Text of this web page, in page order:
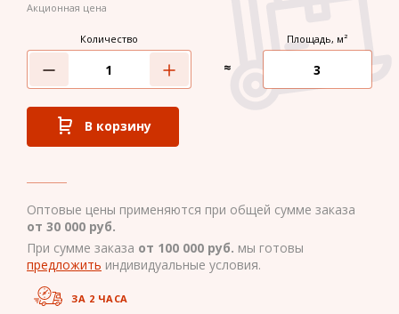
Акционная цена
Количество
≈
Площадь, м²
В корзину
Оптовые цены применяются при общей сумме заказа
от 30 000 руб.
При сумме заказа от 100 000 руб. мы готовы
предложить индивидуальные условия.
ЗА 2 ЧАСА